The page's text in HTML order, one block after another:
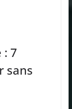
7
sans